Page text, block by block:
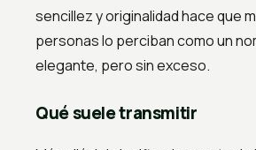
sencillez y originalidad hace que
personas lo perciban como un
elegante, pero sin exceso.
Qué suele transmitir